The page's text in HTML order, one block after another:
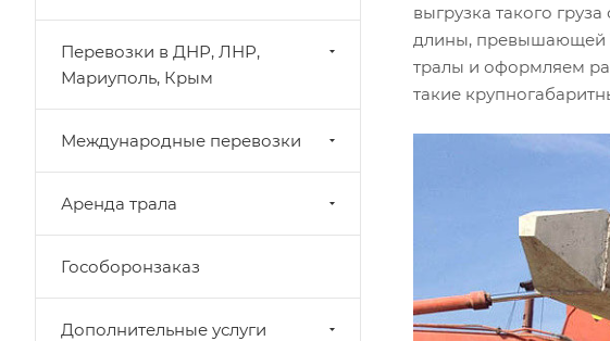
выгрузка такого
длины, превышающей
тралы и оформляем
такие
Перевозки в ДНР, ЛНР,
Мариуполь, Крым
Международные перевозки
Аренда трала
Гособоронзаказ
Дополнительные услуги